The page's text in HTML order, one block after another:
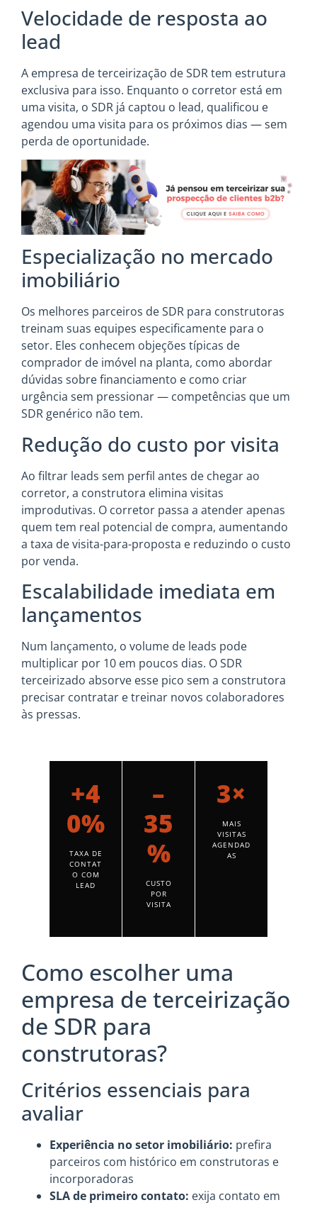
Velocidade de resposta ao
lead
A empresa de terceirização de SDR tem estrutura
exclusiva para isso. Enquanto o corretor está em
uma visita, o SDR já captou o lead, qualificou e
agendou uma visita para os próximos dias — sem
perda de oportunidade.
Especialização no mercado
imobiliário
Os melhores parceiros de SDR para construtoras
treinam suas equipes especificamente para o
setor. Eles conhecem objeções típicas de
comprador de imóvel na planta, como abordar
dúvidas sobre financiamento e como criar
urgência sem pressionar — competências que um
SDR genérico não tem.
Redução do custo por visita
Ao filtrar leads sem perfil antes de chegar ao
corretor, a construtora elimina visitas
improdutivas. O corretor passa a atender apenas
quem tem real potencial de compra, aumentando
a taxa de visita-para-proposta e reduzindo o custo
por venda.
Escalabilidade imediata em
lançamentos
Num lançamento, o volume de leads pode
multiplicar por 10 em poucos dias. O SDR
terceirizado absorve esse pico sem a construtora
precisar contratar e treinar novos colaboradores
às pressas.
+4
0%
TAXA DE
CONTAT
O COM
LEAD
–
35
%
CUSTO
POR
VISITA
3×
MAIS
VISITAS
AGENDAD
AS
Como escolher uma
empresa de terceirização
de SDR para
construtoras?
Critérios essenciais para
avaliar
Experiência no setor imobiliário: prefira
parceiros com histórico em construtoras e
incorporadoras
SLA de primeiro contato: exija contato em